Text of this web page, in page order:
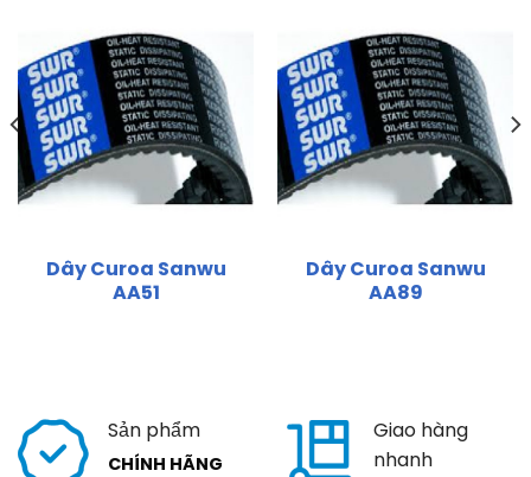
Dây Curoa Sanwu
AA51
Dây Curoa Sanwu
AA89
Sản phẩm
CHÍNH HÃNG
Giao hàng
nhanh